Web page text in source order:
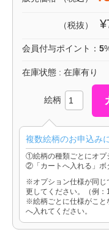
（税抜）
会員付与ポイント： 5
在庫状態 : 在庫有り
絵柄
複数絵柄のお申込み
①絵柄の種類ごとにオプ
②「カートへ入れる」ボ
※オプション仕様が同じ
更してください。（例：
※絵柄ごとに仕様がこと
へ入れてください。